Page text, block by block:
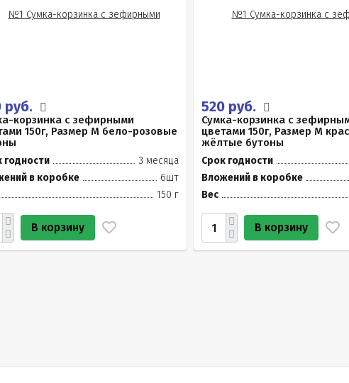
руб.
корзинка с зефирными
150г, Размер М бело-розовые
годности
3 месяца
в коробке
6шт
150 г
В корзину
520 руб.
Сумка-корзинка с
цветами 150г, Размер М
жёлтые бутоны
Срок годности
Вложений в коробке
Вес
В корзину